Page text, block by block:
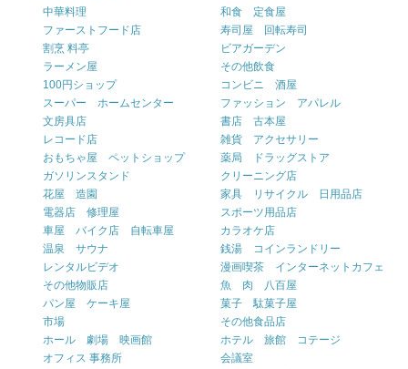
中華料理
和食 定食屋
ファーストフード店
寿司屋 回転寿司
割烹 料亭
ビアガーデン
ラーメン屋
その他飲食
100円ショップ
コンビニ 酒屋
スーパー ホームセンター
ファッション アパレル
文房具店
書店 古本屋
レコード店
雑貨 アクセサリー
おもちゃ屋 ペットショップ
薬局 ドラッグストア
ガソリンスタンド
クリーニング店
花屋 造園
家具 リサイクル 日用品店
電器店 修理屋
スポーツ用品店
車屋 バイク店 自転車屋
カラオケ店
温泉 サウナ
銭湯 コインランドリー
レンタルビデオ
漫画喫茶 インターネットカフェ
その他物販店
魚 肉 八百屋
パン屋 ケーキ屋
菓子 駄菓子屋
市場
その他食品店
ホール 劇場 映画館
ホテル 旅館 コテージ
オフィス 事務所
会議室